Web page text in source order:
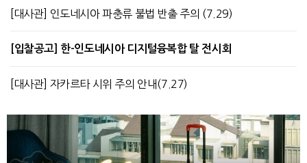
[대사관] 인도네시아 파충류 불법 반출 주의 (7.29)
[입찰공고] 한-인도네시아 디지털융복합 탈 전시회
[대사관] 자카르타 시위 주의 안내(7.27)